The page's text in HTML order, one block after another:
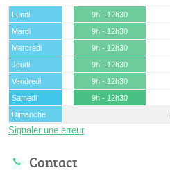
Lundi 9h - 12h30
Mardi
9h - 12h30
Mercredi
9h - 12h30
Jeudi
9h - 12h30
Vendredi
9h - 12h30
Samedi
9h - 12h30
Dimanche
Signaler une erreur
Contact